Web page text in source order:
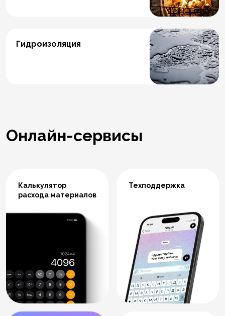
Гидроизоляция
Онлайн-сервисы
Калькулятор
расхода материалов
Техподдержка